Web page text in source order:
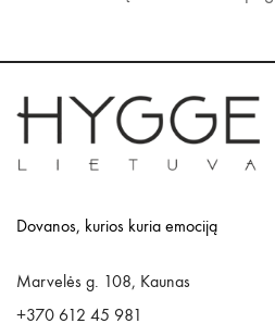
Dovanos, kurios kuria emociją
Marvelės g. 108, Kaunas
+370 612 45 981